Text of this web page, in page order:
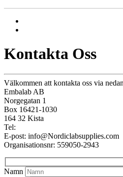
Kontakta Oss
Välkommen att kontakta oss via
Embalab AB
Norgegatan 1
Box 16421-1030
164 32 Kista
Tel:
E-post: info@Nordiclabsupplies.com
Organisationsnr: 559050-2943
Namn